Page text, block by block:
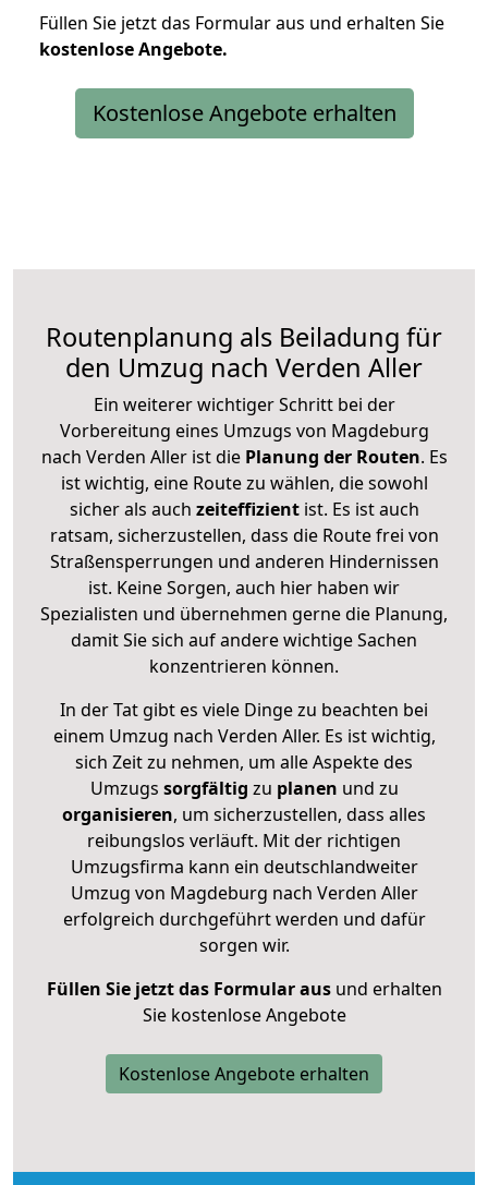
Füllen Sie jetzt das Formular aus und erhalten Sie
kostenloseAngebote.
Kostenlose Angebote erhalten
Routenplanung als Beiladung für
den Umzug nach Verden Aller
Ein weiterer wichtiger Schritt bei der
Vorbereitung eines Umzugs von Magdeburg
nach Verden Aller ist diePlanung der Routen. Es
ist wichtig, eine Route zu wählen, die sowohl
sicher als auch zeiteffizientist. Es ist auch
ratsam, sicherzustellen, dass die Route frei von
Straßensperrungen und anderen Hindernissen
ist. Keine Sorgen, auch hier haben wir
Spezialisten und übernehmen gerne die Planung,
damit Sie sich auf andere wichtige Sachen
konzentrieren können.
In der Tat gibt es viele Dinge zu beachten bei
einem Umzug nach Verden Aller. Es ist wichtig,
sich Zeit zu nehmen, um alle Aspekte des
Umzugs sorgfältig zu planen und zu
organisieren, um sicherzustellen, dass alles
reibungslos verläuft. Mit der richtigen
Umzugsfirma kann ein deutschlandweiter
Umzug von Magdeburg nach Verden Aller
erfolgreich durchgeführt werden und dafür
sorgen wir.
Füllen Sie jetzt das Formular ausund erhalten
Sie kostenlose Angebote
Kostenlose Angebote erhalten